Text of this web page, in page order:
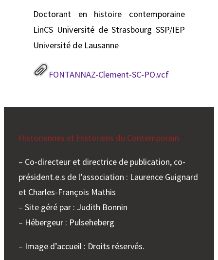
Doctorant en histoire contemporaine
LinCS Université de Strasbourg SSP/IEP
Université de Lausanne
FONTANNAZ-Clement-SC-PO.vcf
Historiennes et Historiens du Contemporain
– Co-directeur et directrice de publication, co-
président.e.s de l’association : Laurence Guignard
et Charles-François Mathis
– Site géré par : Judith Bonnin
– Hébergeur : Pulseheberg
– Image d’accueil : Droits réservés.